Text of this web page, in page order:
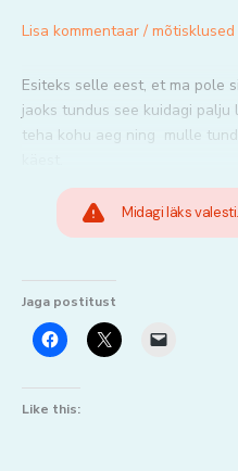
Lisa kommentaar / mõtisklused
Esiteks selle eest, et ma pole
jaoks tundus see kuidagi
teha kohu aeg ning mulle
Midagi läks
Jaga postitust
Like this: